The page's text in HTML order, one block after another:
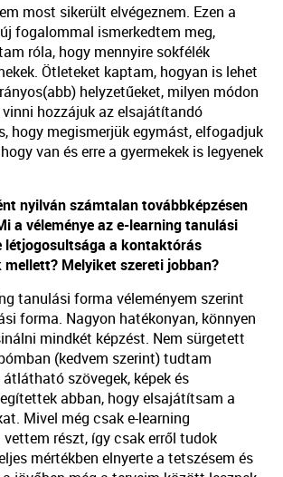
most sikerült elvégeznem. Ezen a
fogalommal ismerkedtem meg,
róla, hogy mennyire sokfélék
Ötleteket kaptam, hogyan is lehet
helyzetűeket, milyen módon
hozzájuk az elsajátítandó
hogy megismerjük egymást, elfogadjuk
van és erre a gyermekek is legyenek
nyilván számtalan továbbképzésen
a véleménye az e-learning tanulási
létjogosultsága a kontaktórás
mellett? Melyiket szereti jobban?
tanulási forma véleményem szerint
forma. Nagyon hatékonyan, könnyen
mindkét képzést. Nem sürgetett
(kedvem szerint) tudtam
szövegek, képek és
abban, hogy elsajátítsam a
Mivel még csak e-learning
részt, így csak erről tudok
mértékben elnyerte a tetszésem és